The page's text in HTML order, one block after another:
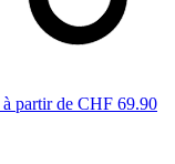
à partir de CHF 69.90